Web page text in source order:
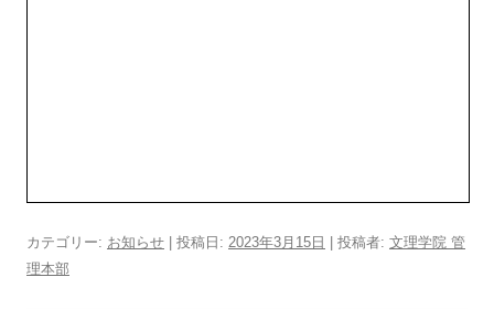
カテゴリー: お知らせ | 投稿日: 2023年3月15日 投稿者: 文理学院 管
理本部